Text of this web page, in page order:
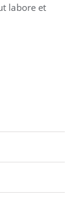
labore et